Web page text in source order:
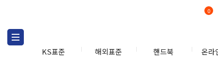
KS표준 해외표준 핸드북 온라
0